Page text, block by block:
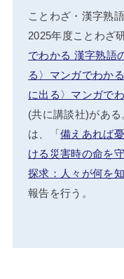
ことわざ・漢字熟
2025年度ことわざ
でわかる 漢字熟語
る〉マンガでわか
に出る〉マンガで
(共に講談社)があ
は、「備えあれば
ける災害時の命を
探求：人々が何を
報告を行う。